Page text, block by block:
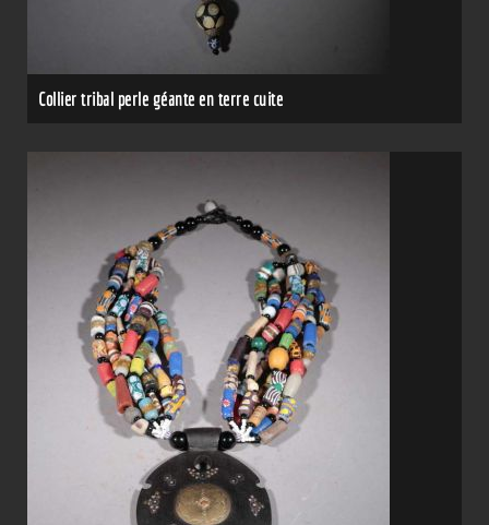
Collier tribal perle géante en terre cuite